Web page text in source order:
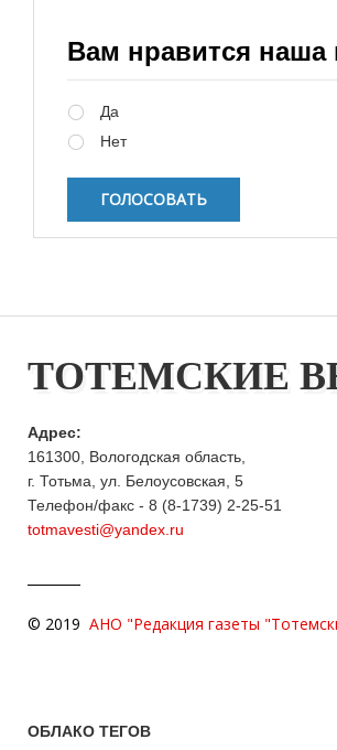
Вам нравится наша
Да
Нет
ТОТЕМСКИЕ
Адрес:
161300, Вологодская область,
г. Тотьма, ул. Белоусовская, 5
Телефон/факс - 8 (8-1739) 2-25-51
totmavesti@yandex.ru
© 2019 АНО "Редакция газеты
ОБЛАКО ТЕГОВ